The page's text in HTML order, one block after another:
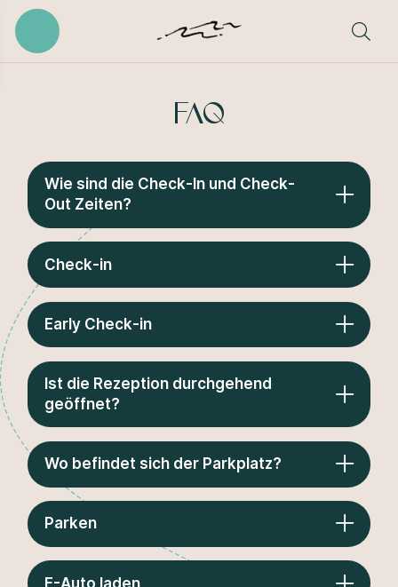
FAQ
Wie sind die Check-In und Check-
Out Zeiten?
Check-in
Early Check-in
Ist die Rezeption durchgehend
geöffnet?
Wo befindet sich der Parkplatz?
Parken
E-Auto laden